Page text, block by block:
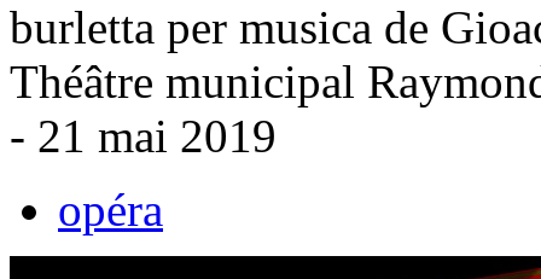
burletta per musica de
Théâtre municipal
- 21 mai 2019
opéra